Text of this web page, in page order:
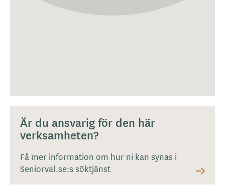
Är du ansvarig för den här
verksamheten?
Få mer information om hur ni kan synas i
Seniorval.se:s söktjänst